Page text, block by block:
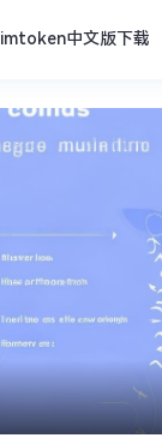
imtoken中文版下载